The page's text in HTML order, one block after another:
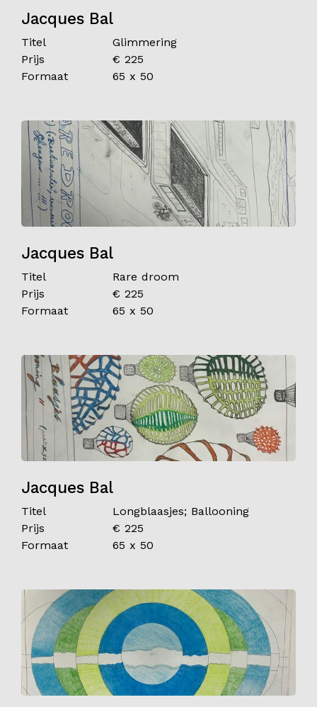
Jacques Bal
Titel
Glimmering
Prijs
€ 225
Formaat
65 x 50
Jacques Bal
Titel
Rare droom
Prijs
€ 225
Formaat
65 x 50
Jacques Bal
Titel
Longblaasjes; Ballooning
Prijs
€ 225
Formaat
65 x 50